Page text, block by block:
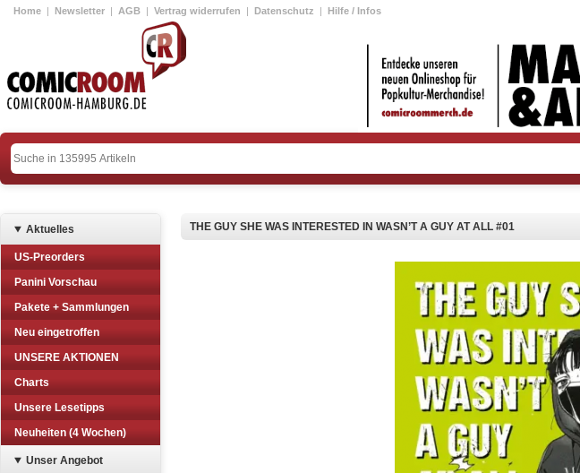
Home | Newsletter | AGB | Vertrag widerrufen | Datenschutz | Hilfe / Infos
Aktuelles
US-Preorders
Panini Vorschau
Pakete + Sammlungen
Neu eingetroffen
UNSERE AKTIONEN
Charts
Unsere Lesetipps
Neuheiten (4 Wochen)
Unser Angebot
THE GUY SHE WAS INTERESTED IN WASN’T A GUY AT ALL #01